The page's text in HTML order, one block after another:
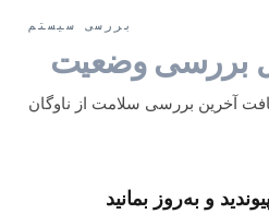
بررسی سیستم